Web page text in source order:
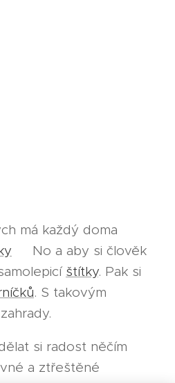
má každý doma
😁 No a aby si člověk
štítky. Pak si
. S takovým
si radost něčím
a ztřeštěné